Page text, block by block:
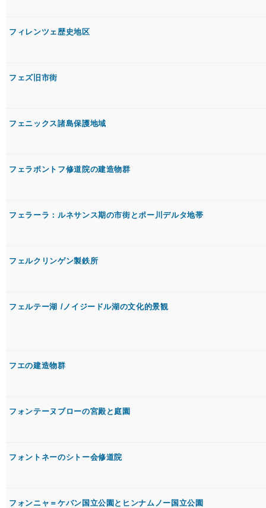
フィレンツェ歴史地区
フェズ旧市街
フェニックス諸島保護地域
フェラポントフ修道院の建造物群
フェラーラ：ルネサンス期の市街とポー川デルタ地帯
フェルクリンゲン製鉄所
フェルテー湖 /ノイジードル湖の文化的景観
フエの建造物群
フォンテーヌブローの宮殿と庭園
フォントネーのシトー会修道院
フォンニャ＝ケバン国立公園とヒンナムノー国立公園